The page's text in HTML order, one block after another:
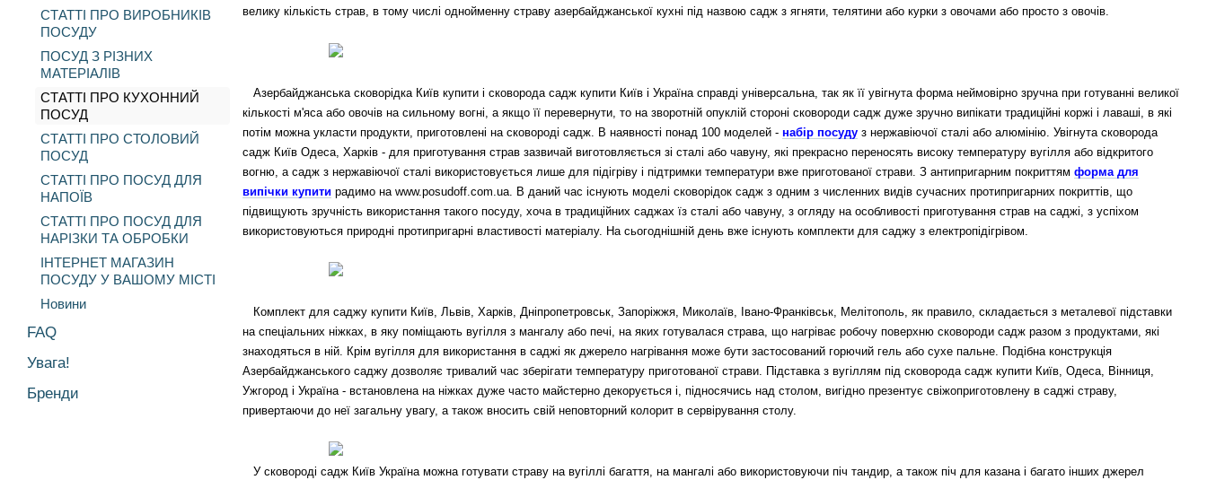
велику кількість страв, в тому числі однойменну страву азербайджанської кухні під назвою садж з ягняти, телятини або курки з овочами або просто з овочів.
Азербайджанська сковорідка Київ купити і сковорода садж купити Київ і Україна справді універсальна, так як її увігнута форма неймовірно зручна при готуванні великої
кількості м'яса або овочів на сильному вогні, а якщо її перевернути, то на зворотній опуклій стороні сковороди садж дуже зручно випікати традиційні коржі і лаваші, в які
потім можна укласти продукти, приготовлені на сковороді садж. В наявності понад 100 моделей - набір посуду з нержавіючої сталі або алюмінію. Увігнута сковорода
садж Київ Одеса, Харків - для приготування страв зазвичай виготовляється зі сталі або чавуну, які прекрасно переносять високу температуру вугілля або відкритого
вогню, а садж з нержавіючої сталі використовується лише для підігріву і підтримки температури вже приготованої страви. З антипригарним покриттям форма для
випічки купити радимо на www.posudoff.com.ua. В даний час існують моделі сковорідок садж з одним з численних видів сучасних протипригарних покриттів, що
підвищують зручність використання такого посуду, хоча в традиційних саджах їз сталі або чавуну, з огляду на особливості приготування страв на саджі, з успіхом
використовуються природні протипригарні властивості матеріалу. На сьогоднішній день вже існують комплекти для саджу з електропідігрівом.
Комплект для саджу купити Київ, Львів, Харків, Дніпропетровськ, Запоріжжя, Миколаїв, Івано-Франківськ, Мелітополь, як правило, складається з металевої підставки
на спеціальних ніжках, в яку поміщають вугілля з мангалу або печі, на яких готувалася страва, що нагріває робочу поверхню сковороди садж разом з продуктами, які
знаходяться в ній. Крім вугілля для використання в саджі як джерело нагрівання може бути застосований горючий гель або сухе пальне. Подібна конструкція
Азербайджанського саджу дозволяє тривалий час зберігати температуру приготованої страви. Підставка з вугіллям під сковорода садж купити Київ, Одеса, Вінниця,
Ужгород і Україна - встановлена ​​на ніжках дуже часто майстерно декорується і, підносячись над столом, вигідно презентує свіжоприготовлену в саджі страву,
привертаючи до неї загальну увагу, а також вносить свій неповторний колорит в сервірування столу.
У сковороді садж Київ Україна можна готувати страву на вугіллі багаття, на мангалі або використовуючи піч тандир, а також піч для казана і багато інших джерел
СТАТТІ ПРО ВИРОБНИКІВ
ПОСУДУ
ПОСУД З РІЗНИХ
МАТЕРІАЛІВ
СТАТТІ ПРО КУХОННИЙ
ПОСУД
СТАТТІ ПРО СТОЛОВИЙ
ПОСУД
СТАТТІ ПРО ПОСУД ДЛЯ
НАПОЇВ
СТАТТІ ПРО ПОСУД ДЛЯ
НАРІЗКИ ТА ОБРОБКИ
ІНТЕРНЕТ МАГАЗИН
ПОСУДУ У ВАШОМУ МІСТІ
Новини
FAQ
Увага!
Бренди